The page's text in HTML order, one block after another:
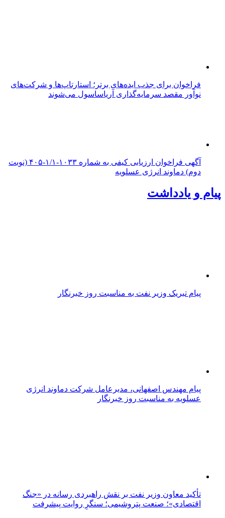
فراخوان برای جذب ایده‌های برتر؛ استارتاپ‌ها و شرکت‌های
نوآور مقصد سرما‌یه‌گذاری آریاساسول می‌شوند
آگهی فراخوان ارزیابی کیفی به شماره ۱۰۳۳-۱/۱-۴۰۵ (نوبت
دوم) دماوند انرژی عسلویه
پیام و یادداشت
پیام تبریک وزیر نفت به مناسبت روز خبرنگار
پیام مهندس اصفهانی، مدیرعامل شرکت دماوند انرژی
عسلویه به مناسبت روز خبرنگار
تأکید معاون وزیر نفت بر نقش راهبردی رسانه در «جنگ
اقتصادی»؛ صنعت پتروشیمی؛ سنگرِ روایت پیشرفت